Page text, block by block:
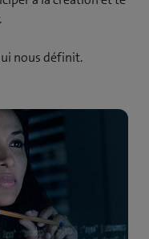
nous définit.